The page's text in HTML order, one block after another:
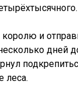
и
дней
леса.